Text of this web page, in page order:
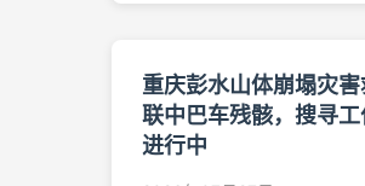
重庆彭水山体崩塌灾
联中巴车残骸，搜寻
进行中